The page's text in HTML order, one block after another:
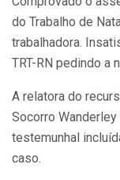
do Trabalho de
trabalhadora.
TRT-RN pedindo a
A relatora do
Socorro
testemunhal
caso.